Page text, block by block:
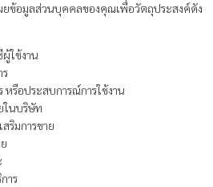
ผยข้อมูลส่วนบุคคลของคุณเพื่อวัตถุประสงค์ดัง
ใช้งาน
หรือประสบการณ์การใช้งาน
ในบริษัท
ริมการขาย
าร